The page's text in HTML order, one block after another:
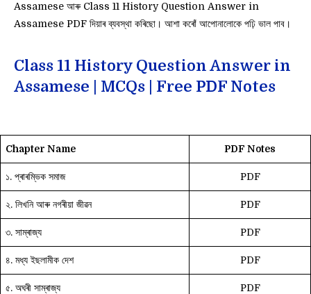
Assamese আৰু Class 11 History Question Answer in
Assamese PDF দিয়াৰ ব্যবস্থা কৰিছো। আশা কৰোঁ আপোনালোকে পঢ়ি ভাল পাব।
Class 11 History Question Answer in
Assamese | MCQs | Free PDF Notes
Chapter Name PDF Notes
১. প্ৰাৰম্ভিক সমাজ PDF
২. লিখনি আৰু নগৰীয়া জীৱন PDF
৩. সাম্ৰাজ্য PDF
৪. মধ্য ইছলামীক দেশ PDF
৫. অঘৰী সাম্ৰাজ্য PDF